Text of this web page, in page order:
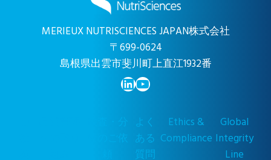
MERIEUX NUTRISCIENCES JAPAN株式会社
〒699-0624
島根県出雲市斐川町上直江1932番
LinkedIn
YouTube
よく
ある
質問
Ethics &
Compliance
Global
Integrity
Line